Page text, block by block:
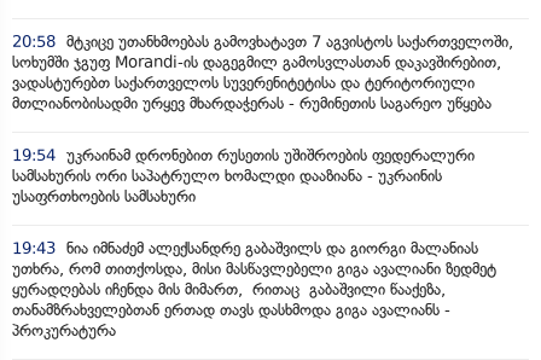
20:58 მტკიცე უთანხმოებას გამოვხატავთ 7 აგვისტოს საქართველოში,
სოხუმში ჯგუფ Morandi-ის დაგეგმილ გამოსვლასთან დაკავშირებით,
ვადასტურებთ საქართველოს სუვერენიტეტისა და ტერიტორიული
მთლიანობისადმი ურყევ მხარდაჭერას - რუმინეთის საგარეო უწყება
19:54 უკრაინამ დრონებით რუსეთის უშიშროების ფედერალური
სამსახურის ორი საპატრულო ხომალდი დააზიანა - უკრაინის
უსაფრთხოების სამსახური
19:43 ნია იმნაძემ ალექსანდრე გაბაშვილს და გიორგი მალანიას
უთხრა, რომ თითქოსდა, მისი მასწავლებელი გიგა ავალიანი ზედმეტ
ყურადღებას იჩენდა მის მიმართ, რითაც გაბაშვილი წააქეზა,
თანამზრახველებთან ერთად თავს დასხმოდა გიგა ავალიანს -
პროკურატურა